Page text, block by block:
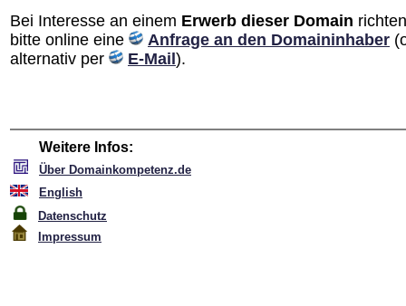
Bei Interesse an einem Erwerb dieser Domain
bitte online eine
Anfrage an den Domain­inhaber
alternativ per
E-Mail ).
Weitere Infos:
Über Domainkompetenz.de
English
Datenschutz
Impressum